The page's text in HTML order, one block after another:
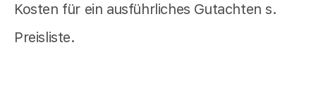
Kosten für ein ausführliches Gutachten s.
Preisliste.